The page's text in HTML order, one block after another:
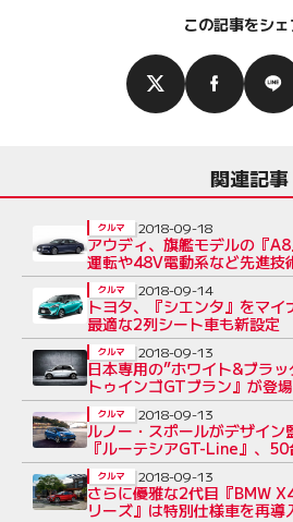
この記事をシェ
関連記事
アウディ、旗艦モデルの『
運転や48V電動系など先進技
クルマ 2018-09-18
トヨタ、『シエンタ』をマ
最適な2列シート車も新設定
クルマ 2018-09-14
日本専用の”ホワイト&ブラッ
トゥインゴGTブラン』が登場
クルマ 2018-09-13
ルノー・スポールがデザイン
『ルーテシアGT-Line』、
クルマ 2018-09-13
さらに優雅な2代目『BMW
リーズ』は特別仕様車を再導
クルマ 2018-09-13